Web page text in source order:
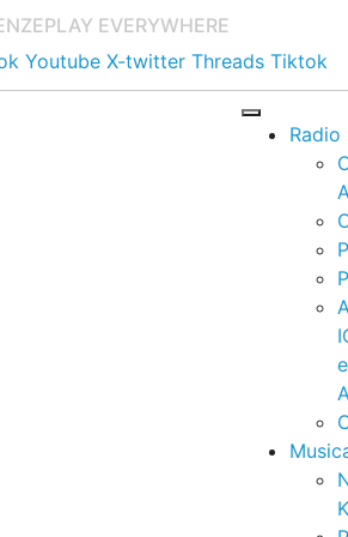
PLAY EVERYWHERE
Youtube X-twitter Threads Tiktok
Radio
e